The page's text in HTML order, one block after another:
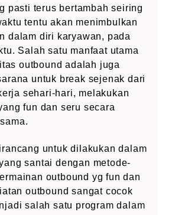
pasti terus bertambah seiring
tentu akan menimbulkan
dalam diri karyawan, pada
Salah satu manfaat utama
outbound adalah juga
untuk break sejenak dari
sehari-hari, melakukan
fun dan seru secara
untuk dilakukan dalam
santai dengan metode-
outbound yg fun dan
outbound sangat cocok
salah satu program dalam